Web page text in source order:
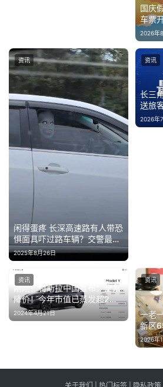
国庆
车票
2026年
闲得蛋疼 长深高速路有人带恐
惧面具吓过路车辆？交警最新
回应
2025年8月26日
资讯
长三
送旅
高
2026年
资讯
刚刚！特斯拉中国宣布：全系
降价！今年市值已蒸发超2万
亿元
2024年4月21日
资讯
一老
新区
启幕
2026年
资讯